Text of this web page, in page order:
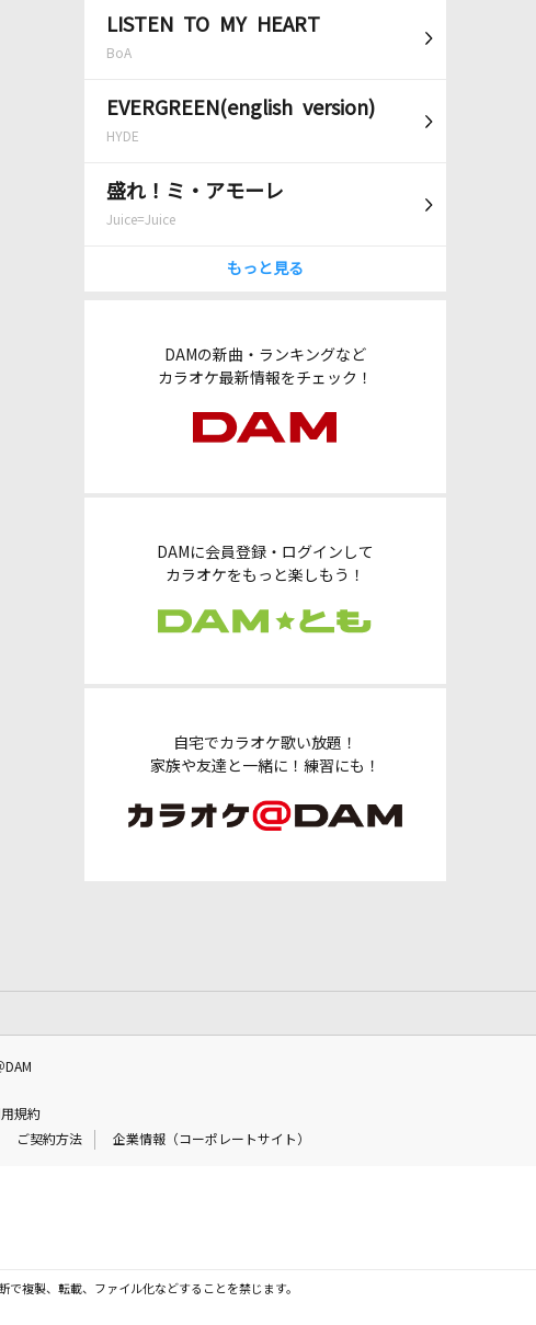
LISTEN TO MY HEART
BoA
EVERGREEN(english version)
HYDE
盛れ！ミ・アモーレ
Juice=Juice
もっと見る
DAMの新曲・ランキングなど
カラオケ最新情報をチェック！
DAMに会員登録・ログインして
カラオケをもっと楽しもう！
自宅でカラオケ歌い放題！
家族や友達と一緒に！練習にも！
DAM
規約
ご契約方法 企業情報（コーポレートサイト）
複製、転載、ファイル化などすることを禁じます。